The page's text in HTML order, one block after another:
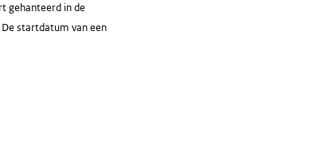
gehanteerd in de
startdatum van een